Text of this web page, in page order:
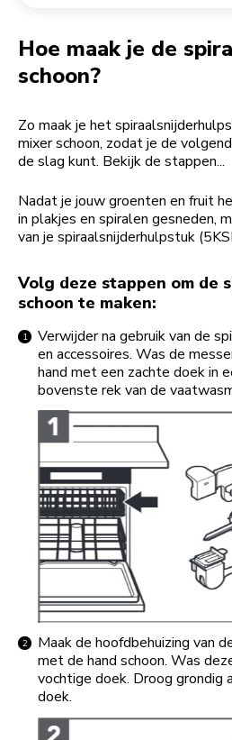
Hoe maak je de
schoon?
Zo maak je het
mixer schoon, zodat je de
de slag kunt. Bekijk de stappen...
Nadat je jouw groenten en fruit
in plakjes en spiralen gesneden,
van je spiraalsnijderhulpstuk
Volg deze stappen om de
schoon te maken:
Verwijder na gebruik van de
en accessoires. Was de
hand met een zachte doek in
bovenste rek van de
Maak de hoofdbehuizing van
met de hand schoon. Was
vochtige doek. Droog grondig
doek.